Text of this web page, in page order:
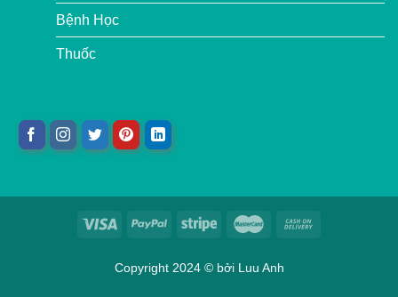
Bệnh Học
Thuốc
Copyright 2024 © bởi Luu Anh